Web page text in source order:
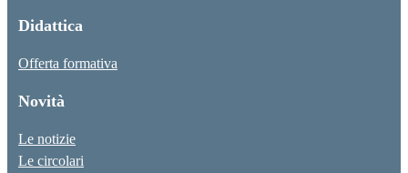
Didattica
Offerta formativa
Novità
Le notizie
Le circolari